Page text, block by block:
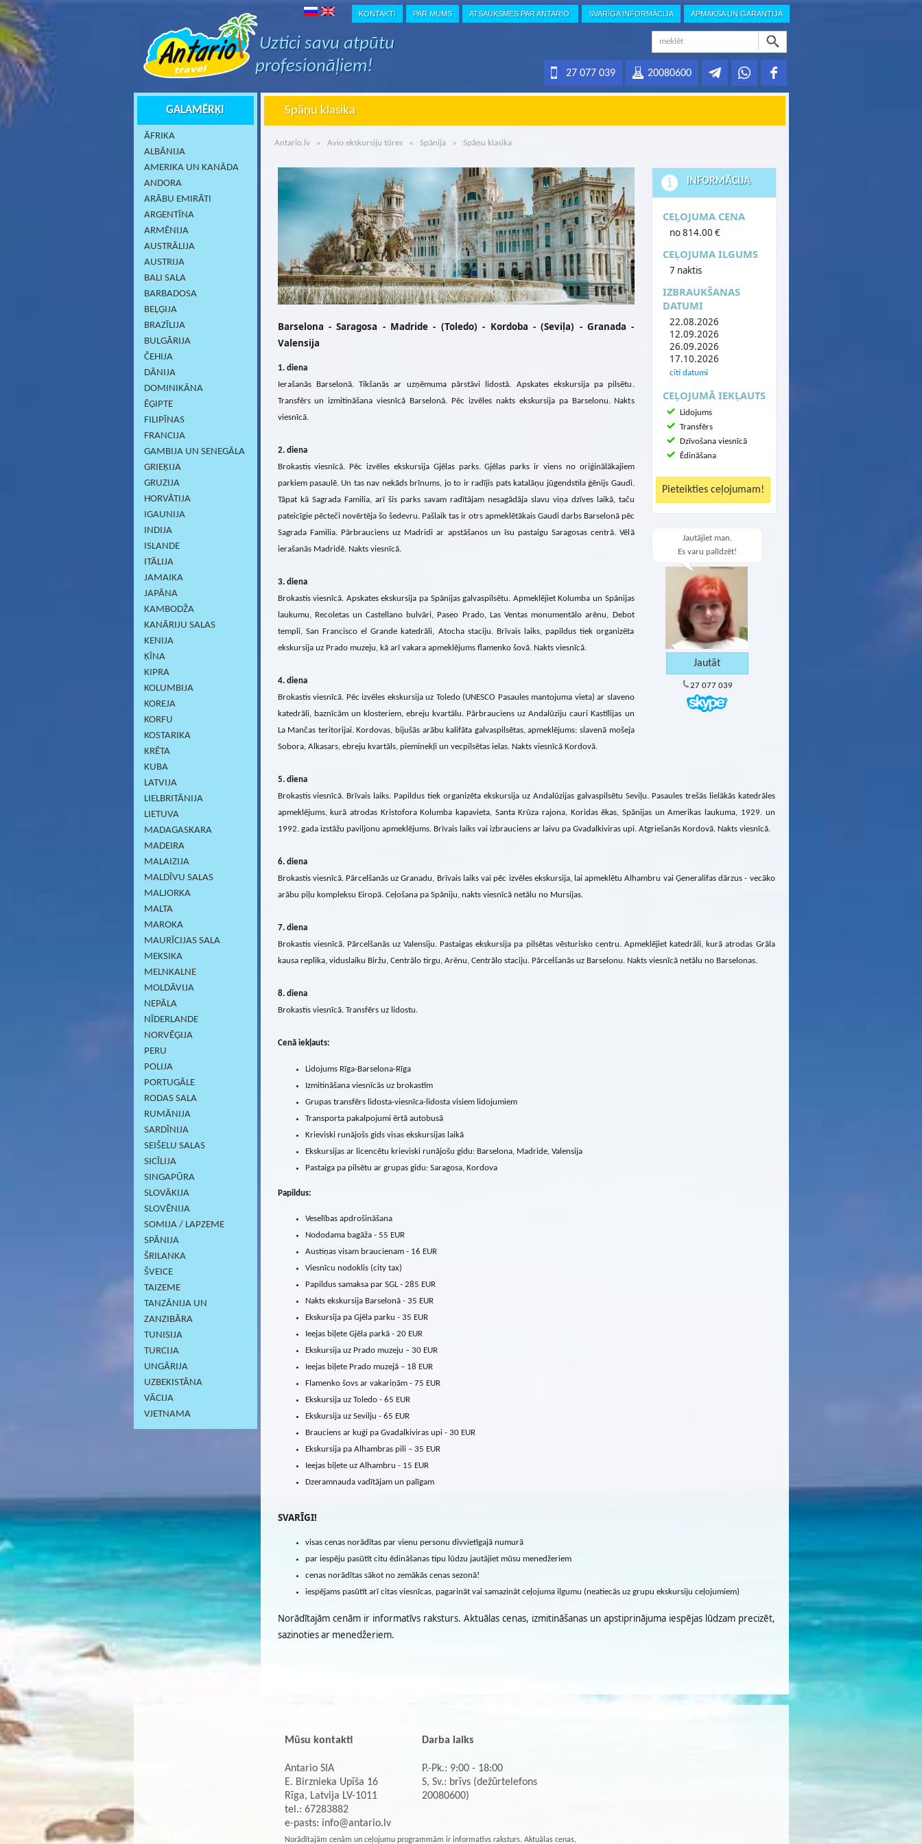
KONTAKTI PAR MUMS ATSAUKSMES PAR ANTARIO SVARĪGA INFORMĀCIJA APMAKSA UN GARANTIJA
Uztici savu atpūtu
profesionāļiem!
20080600
27 077 039
GALAMĒRĶI
ĀFRIKA
ALBĀNIJA
AMERIKA UN KANĀDA
ANDORA
ARĀBU EMIRĀTI
ARGENTĪNA
ARMĒNIJA
AUSTRĀLIJA
AUSTRIJA
BALI SALA
BARBADOSA
BEĻĢIJA
BRAZĪLIJA
BULGĀRIJA
ČEHIJA
DĀNIJA
DOMINIKĀNA
ĒĢIPTE
FILIPĪNAS
FRANCIJA
GAMBIJA UN SENEGĀLA
GRIEĶIJA
GRUZIJA
HORVĀTIJA
IGAUNIJA
INDIJA
ISLANDE
ITĀLIJA
JAMAIKA
JAPĀNA
KAMBODŽA
KANĀRIJU SALAS
KENIJA
ĶĪNA
KIPRA
KOLUMBIJA
KOREJA
KORFU
KOSTARIKA
KRĒTA
KUBA
LATVIJA
LIELBRITĀNIJA
LIETUVA
MADAGASKARA
MADEIRA
MALAIZIJA
MALDĪVU SALAS
MALJORKA
MALTA
MAROKA
MAURĪCIJAS SALA
MEKSIKA
MELNKALNE
MOLDĀVIJA
NEPĀLA
NĪDERLANDE
NORVĒĢIJA
PERU
POLIJA
PORTUGĀLE
RODAS SALA
RUMĀNIJA
SARDĪNIJА
SEIŠELU SALAS
SICĪLIJA
SINGAPŪRA
SLOVĀKIJA
SLOVĒNIJA
SOMIJA / LAPZEME
SPĀNIJA
ŠRILANKA
ŠVEICE
TAIZEME
TANZĀNIJA UN
ZANZIBĀRA
TUNISIJA
TURCIJA
UNGĀRIJA
UZBEKISTĀNA
VĀCIJA
VJETNAMA
Spāņu klasika
Antario.lv» Avio ekskursiju tūres» Spānija» Spāņu klasika
INFORMĀCIJA
CEĻOJUMA CENA
no 814.00 €
CEĻOJUMA ILGUMS
7 naktis
IZBRAUKŠANAS
DATUMI
22.08.2026
12.09.2026
26.09.2026
17.10.2026
citi datumi
CEĻOJUMĀ IEKĻAUTS
Lidojums
Transfērs
Dzīvošana viesnīcā
Ēdināšana
Jautājiet man.
Es varu palīdzēt!
27 077 039
Barselona - Saragosa - Madride - (Toledo) - Kordoba - (Seviļa) - Granada -
Valensija
1. diena
Ierašanās Barselonā. Tikšanās ar uzņēmuma pārstāvi lidostā. Apskates ekskursija pa pilsētu.
Transfērs un izmitināšana viesnīcā Barselonā. Pēc izvēles nakts ekskursija pa Barselonu. Nakts
viesnīcā.
2. diena
Brokastis viesnīcā. Pēc izvēles ekskursija Gjēlas parks. Gjēlas parks ir viens no oriģinālākajiem
parkiem pasaulē. Un tas nav nekāds brīnums, jo to ir radījis pats katalāņu jūgendstila ģēnijs Gaudi.
Tāpat kā Sagrada Familia, arī šis parks savam radītājam nesagādāja slavu viņa dzīves laikā, taču
pateicīgie pēcteči novērtēja šo šedevru. Pašlaik tas ir otrs apmeklētākais Gaudi darbs Barselonā pēc
Sagrada Familia. Pārbrauciens uz Madridi ar apstāšanos un īsu pastaigu Saragosas centrā. Vēlā
ierašanās Madridē. Nakts viesnīcā.
3. diena
Brokastis viesnīcā. Apskates ekskursija pa Spānijas galvaspilsētu. Apmeklējiet Kolumba un Spānijas
laukumu, Recoletas un Castellano bulvāri, Paseo Prado, Las Ventas monumentālo arēnu, Debot
templi, San Francisco el Grande katedrāli, Atocha staciju. Brīvais laiks, papildus tiek organizēta
ekskursija uz Prado muzeju, kā arī vakara apmeklējums flamenko šovā. Nakts viesnīcā.
4. diena
Brokastis viesnīcā. Pēc izvēles ekskursija uz Toledo (UNESCO Pasaules mantojuma vieta) ar slaveno
katedrāli, baznīcām un klosteriem, ebreju kvartālu. Pārbrauciens uz Andalūziju cauri Kastīlijas un
La Mančas teritorijai. Kordovas, bijušās arābu kalifāta galvaspilsētas, apmeklējums: slavenā mošeja
Sobora, Alkasars, ebreju kvartāls, pieminekļi un vecpilsētas ielas. Nakts viesnīcā Kordovā.
5. diena
Brokastis viesnīcā. Brīvais laiks. Papildus tiek organizēta ekskursija uz Andalūzijas galvaspilsētu Seviļu. Pasaules trešās lielākās katedrāles
apmeklējums, kurā atrodas Kristofora Kolumba kapavieta, Santa Krūza rajona, Koridas ēkas, Spānijas un Amerikas laukuma, 1929. un
1992. gada izstāžu paviljonu apmeklējums. Brīvais laiks vai izbrauciens ar laivu pa Gvadalkiviras upi. Atgriešanās Kordovā. Nakts viesnīcā.
6. diena
Brokastis viesnīcā. Pārcelšanās uz Granadu, Brīvais laiks vai pēc izvēles ekskursija, lai apmeklētu Alhambru vai Ģeneralifas dārzus - vecāko
arābu piļu kompleksu Eiropā. Ceļošana pa Spāniju, nakts viesnīcā netālu no Mursijas.
7. diena
Brokastis viesnīcā. Pārcelšanās uz Valensiju. Pastaigas ekskursija pa pilsētas vēsturisko centru. Apmeklējiet katedrāli, kurā atrodas Grāla
kausa replika, viduslaiku Biržu, Centrālo tirgu, Arēnu, Centrālo staciju. Pārcelšanās uz Barselonu. Nakts viesnīcā netālu no Barselonas.
8. diena
Brokastis viesnīcā. Transfērs uz lidostu.
Cenā iekļauts:
Lidojums Rīga-Barselona-Rīga
Izmitināšana viesnīcās uz brokastīm
Grupas transfērs lidosta-viesnīca-lidosta visiem lidojumiem
Transporta pakalpojumi ērtā autobusā
Krieviski runājošs gids visas ekskursijas laikā
Ekskursijas ar licencētu krieviski runājošu gidu: Barselona, ​​Madride, Valensija
Pastaiga pa pilsētu ar grupas gidu: Saragosa, Kordova
Papildus:
Veselības apdrošināšana
Nododama bagāža - 55 EUR
Austiņas visam braucienam - 16 EUR
Viesnīcu nodoklis (city tax)
Papildus samaksa par SGL - 285 EUR
Nakts ekskursija Barselonā - 35 EUR
Ekskursija pa Gjēla parku - 35 EUR
Ieejas biļete Gjēla parkā - 20 EUR
Ekskursija uz Prado muzeju – 30 EUR
Ieejas biļete Prado muzejā – 18 EUR
Flamenko šovs ar vakariņām - 75 EUR
Ekskursija uz Toledo - 65 EUR
Ekskursija uz Sevilju - 65 EUR
Brauciens ar kuģi pa Gvadalkiviras upi - 30 EUR
Ekskursija pa Alhambras pili – 35 EUR
Ieejas biļete uz Alhambru - 15 EUR
Dzeramnauda vadītājam un palīgam
SVARĪGI!
visas cenas norādītas par vienu personu divvietīgajā numurā
par iespēju pasūtīt citu ēdināšanas tipu lūdzu jautājiet mūsu menedžeriem
cenas norādītas sākot no zemākās cenas sezonā!
iespējams pasūtīt arī citas viesnīcas, pagarināt vai samazināt ceļojuma ilgumu (neatiecās uz grupu ekskursiju ceļojumiem)
Norādītajām cenām ir informatīvs raksturs. Aktuālas cenas, izmitināšanas un apstiprinājuma iespējas lūdzam precizēt,
sazinoties ar menedžeriem.
Mūsu kontakti
Antario SIA
E. Birznieka Upīša 16
Rīga, Latvija LV-1011
tel.: 67283882
e-pasts: info@antario.lv
Darba laiks
P.-Pk.: 9:00 - 18:00
S, Sv.: brīvs (dežūrtelefons
20080600)
Norādītajām cenām un ceļojumu programmām ir informatīvs raksturs. Aktuālas cenas,